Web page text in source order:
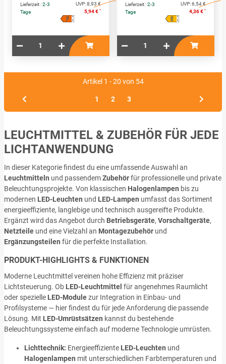
Lieferzeit :2-3
Tage
UVP:8,93 €
5,94 € *
A
↑
G
F
Lieferzeit :2-3
Tage
UVP:6,54 €
4,36 € *
A
↑
G
E
Artikel 1 - 20 von 54
1 2 3
LEUCHTMITTEL & ZUBEHÖR FÜR JEDE
LICHTANWENDUNG
In dieser Kategorie findest du eine umfassende Auswahl an
Leuchtmitteln und passendemZubehörfür professionelle und private
Beleuchtungsprojekte. Von klassischen Halogenlampen bis zu
modernen LED-Leuchten und LED-Lampen umfasst das Sortiment
energieeffiziente, langlebige und technisch ausgereifte Produkte.
Ergänzt wird das Angebot durch Betriebsgeräte, Vorschaltgeräte,
Netzteile und eine Vielzahl an Montagezubehör und
Ergänzungsteilen für die perfekte Installation.
PRODUKT-HIGHLIGHTS & FUNKTIONEN
Moderne Leuchtmittel vereinen hohe Effizienz mit präziser
Lichtsteuerung. Ob LED-Leuchtmittel für angenehmes Raumlicht
oder spezielle LED-Modulezur Integration in Einbau- und
Profilsysteme — hier findest du für jede Anforderung die passende
Lösung. Mit LED-Umrüstsätzen kannst du bestehende
Beleuchtungssysteme einfach auf moderne Technologie umrüsten.
Lichttechnik: Energieeffiziente LED-Leuchten und
Halogenlampen mit unterschiedlichen Farbtemperaturen und